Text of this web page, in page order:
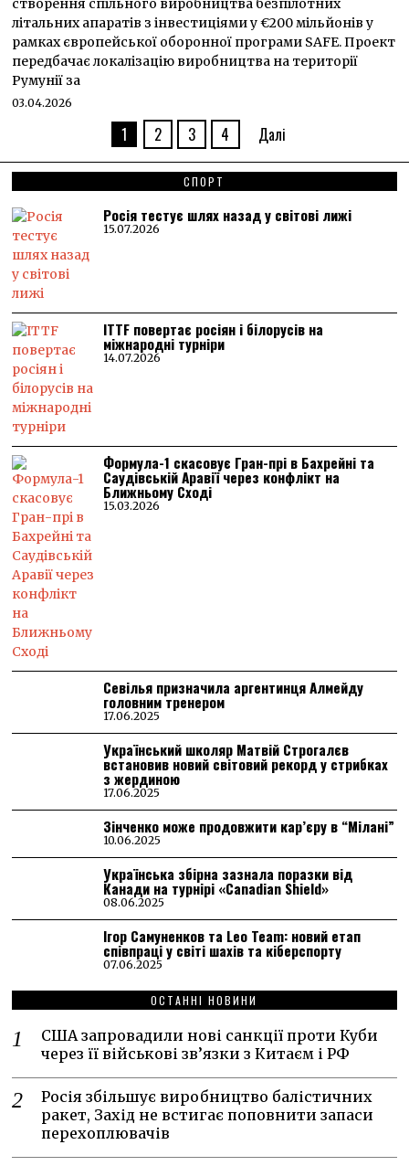
створення спільного виробництва безпілотних
літальних апаратів з інвестиціями у €200 мільйонів у
рамках європейської оборонної програми SAFE. Проект
передбачає локалізацію виробництва на території
Румунії за
03.04.2026
1 2 3 4 Далі
СПОРТ
Росія тестує шлях назад у світові лижі
15.07.2026
ITTF повертає росіян і білорусів на
міжнародні турніри
14.07.2026
Формула-1 скасовує Гран-прі в Бахрейні та
Саудівській Аравії через конфлікт на
Ближньому Сході
15.03.2026
Севілья призначила аргентинця Алмейду
головним тренером
17.06.2025
Український школяр Матвій Строгалєв
встановив новий світовий рекорд у стрибках
з жердиною
17.06.2025
Зінченко може продовжити кар’єру в “Мілані”
10.06.2025
Українська збірна зазнала поразки від
Канади на турнірі «Canadian Shield»
08.06.2025
Ігор Самуненков та Leo Team: новий етап
співпраці у світі шахів та кіберспорту
07.06.2025
ОСТАННІ НОВИНИ
США запровадили нові санкції проти Куби
через її військові зв’язки з Китаєм і РФ
Росія збільшує виробництво балістичних
ракет, Захід не встигає поповнити запаси
перехоплювачів